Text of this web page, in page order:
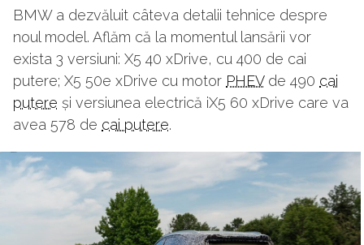
BMW a dezvăluit câteva detalii tehnice despre
noul model. Aflăm că la momentul lansării vor
exista 3 versiuni: X5 40 xDrive, cu 400 de cai
putere; X5 50e xDrive cu motor PHEVde 490 cai
putere și versiunea electrică iX5 60 xDrive care va
avea 578 de cai putere.